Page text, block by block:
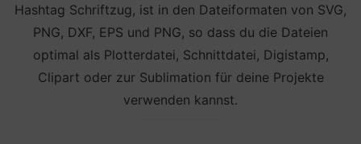
Hashtag Schriftzug, ist in den Dateiformaten von SVG,
PNG, DXF, EPS und PNG, so dass du die Dateien
optimal als Plotterdatei, Schnittdatei, Digistamp,
Clipart oder zur Sublimation für deine Projekte
verwenden kannst.